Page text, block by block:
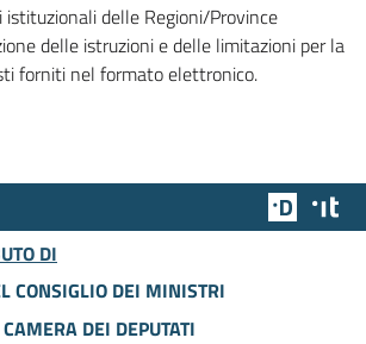
istituzionali delle Regioni/Province
delle istruzioni e delle limitazioni per la
forniti nel formato elettronico.
Team
DI
CONSIGLIO DEI MINISTRI
CAMERA DEI DEPUTATI